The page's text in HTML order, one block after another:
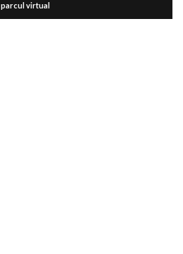
parcul virtual